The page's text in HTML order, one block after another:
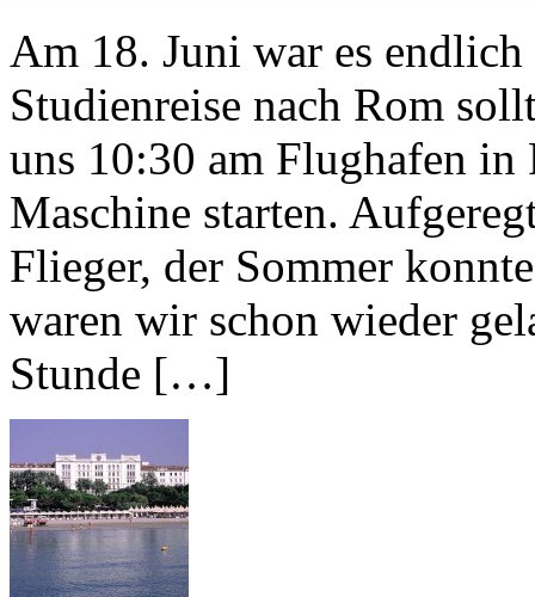
Am 18. Juni war es
Studienreise nach Rom
uns 10:30 am Flughafen
Maschine starten.
Flieger, der Sommer
waren wir schon wieder
Stunde […]